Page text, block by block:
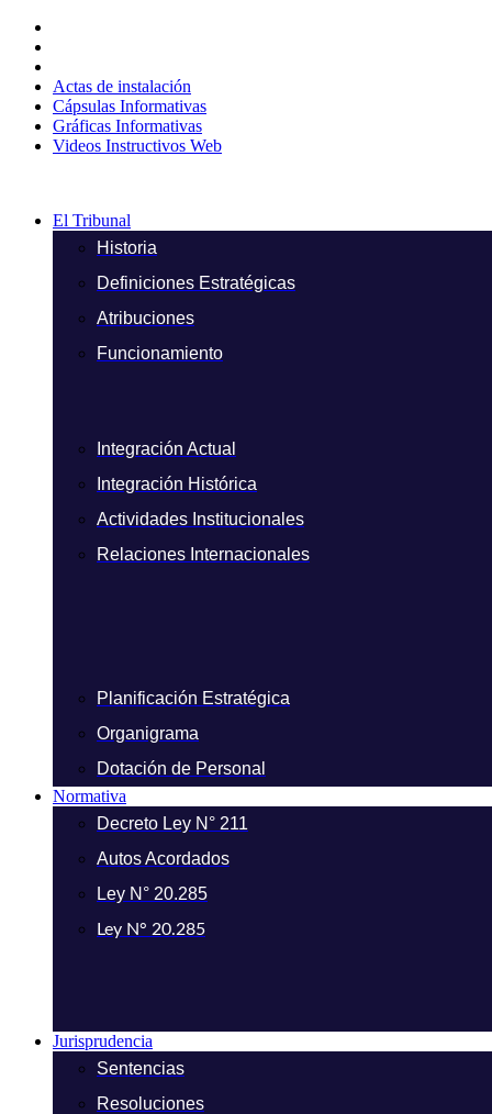
contenido
Actas de instalación
Cápsulas Informativas
Gráficas Informativas
Videos Instructivos Web
El Tribunal
Historia
Definiciones Estratégicas
Atribuciones
Funcionamiento
Integración Actual
Integración Histórica
Actividades Institucionales
Relaciones Internacionales
Planificación Estratégica
Organigrama
Dotación de Personal
Normativa
Decreto Ley N° 211
Autos Acordados
Ley N° 20.285
Ley N° 20.285
Jurisprudencia
Sentencias
Resoluciones